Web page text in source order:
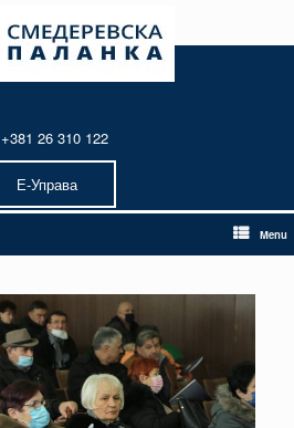
+381 26 310 122
Е-Управа
Menu